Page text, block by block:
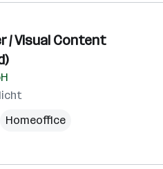
/ Visual Content
Homeoffice